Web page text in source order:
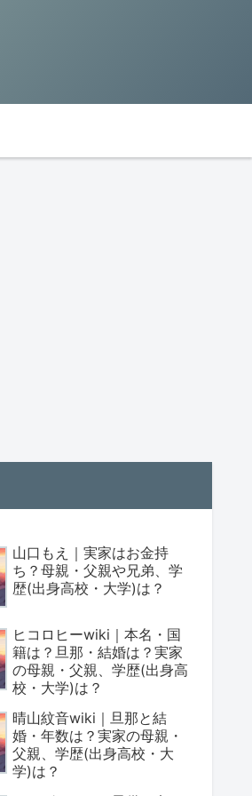
山口もえ｜実家はお金持
ち？母親・父親や兄弟、学
歴(出身高校・大学)は？
ヒコロヒーwiki｜本名・国
籍は？旦那・結婚は？実家
の母親・父親、学歴(出身高
校・大学)は？
晴山紋音wiki｜旦那と結
婚・年数は？実家の母親・
父親、学歴(出身高校・大
学)は？